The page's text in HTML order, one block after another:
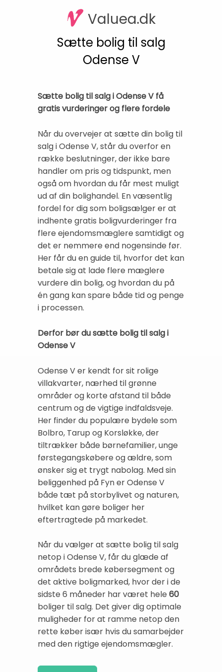
Valuea.dk
Sætte bolig til salg
Odense V
Sætte bolig til salg i Odense V få
gratis vurderinger og flere fordele
Når du overvejer at sætte din bolig til
salg i Odense V, står du overfor en
række beslutninger, der ikke bare
handler om pris og tidspunkt, men
også om hvordan du får mest muligt
ud af din bolighandel. En væsentlig
fordel for dig som boligsælger er at
indhente gratis boligvurderinger fra
flere ejendomsmæglere samtidigt og
det er nemmere end nogensinde før.
Her får du en guide til, hvorfor det kan
betale sig at lade flere mæglere
vurdere din bolig, og hvordan du på
én gang kan spare både tid og penge
i processen.
Derfor bør du sætte bolig til salg i
Odense V
Odense V er kendt for sit rolige
villakvarter, nærhed til grønne
områder og korte afstand til både
centrum og de vigtige indfaldsveje.
Her finder du populære bydele som
Bolbro, Tarup og Korsløkke, der
tiltrækker både børnefamilier, unge
førstegangskøbere og ældre, som
ønsker sig et trygt nabolag. Med sin
beliggenhed på Fyn er Odense V
både tæt på storbylivet og naturen,
hvilket kan gøre boliger her
eftertragtede på markedet.
Når du vælger at sætte bolig til salg
netop i Odense V, får du glæde af
områdets brede købersegment og
det aktive boligmarked, hvor der i de
sidste 6 måneder har været hele 60
boliger til salg. Det giver dig optimale
muligheder for at ramme netop den
rette køber især hvis du samarbejder
med den rigtige ejendomsmægler.